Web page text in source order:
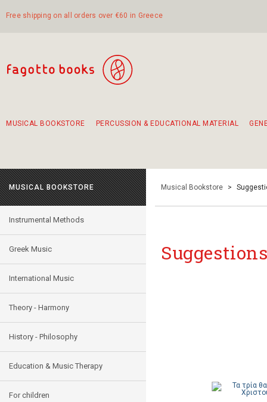
Free shipping on all orders over €60 in Greece
MUSICAL BOOKSTORE PERCUSSION & EDUCATIONAL MATERIAL
MUSICAL BOOKSTORE
Instrumental Methods
Greek Music
International Music
Theory - Harmony
History - Philosophy
Education & Music Therapy
For children
Musical Bookstore >